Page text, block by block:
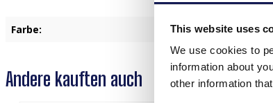
This website uses
We use cookies to
information about
other information
Farbe: Multi color
Andere kauften auch